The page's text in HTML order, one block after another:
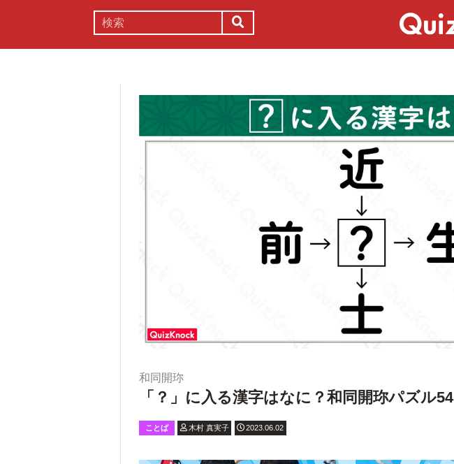
和同開珎
「？」に入る漢字はなに？和同開珎パズル54
ことば 木村 真実子 2023.06.02